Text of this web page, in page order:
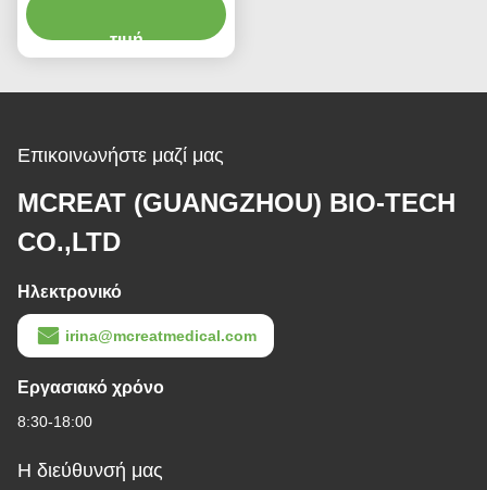
Τραχειοστομικές
Αποτελεσματική
τιμή
Επικοινωνήστε μαζί μας
MCREAT (GUANGZHOU) BIO-TECH
CO.,LTD
Ηλεκτρονικό
irina@mcreatmedical.com
Εργασιακό χρόνο
8:30-18:00
Η διεύθυνσή μας